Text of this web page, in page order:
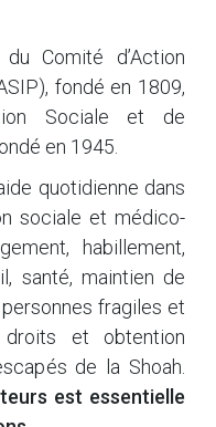
Comité d’Action
fondé en 1809,
Sociale et de
en 1945.
quotidienne dans
sociale et médico-
habillement,
santé, maintien de
fragiles et
et obtention
de la Shoah.
est essentielle